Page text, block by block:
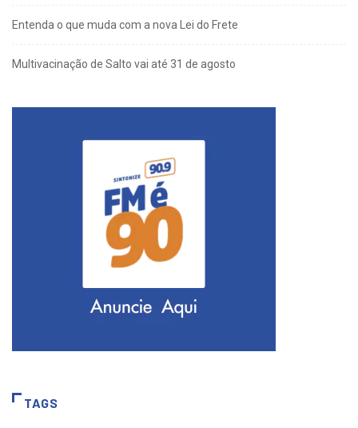
Entenda o que muda com a nova Lei do Frete
Multivacinação de Salto vai até 31 de agosto
TAGS